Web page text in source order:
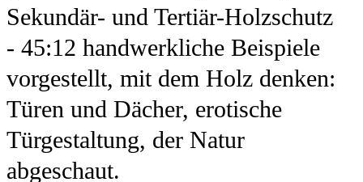
Sekundär- und Tertiär-Holzschutz
- 45:12 handwerkliche Beispiele
vorgestellt, mit dem Holz denken:
Türen und Dächer, erotische
Türgestaltung, der Natur
abgeschaut.